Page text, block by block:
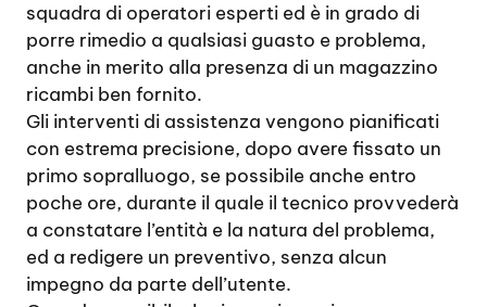
squadra di operatori esperti ed è in grado di
porre rimedio a qualsiasi guasto e problema,
anche in merito alla presenza di un magazzino
ricambi ben fornito.
Gli interventi di assistenza vengono pianificati
con estrema precisione, dopo avere fissato un
primo sopralluogo, se possibile anche entro
poche ore, durante il quale il tecnico provvederà
a constatare l’entità e la natura del problema,
ed a redigere un preventivo, senza alcun
impegno da parte dell’utente.